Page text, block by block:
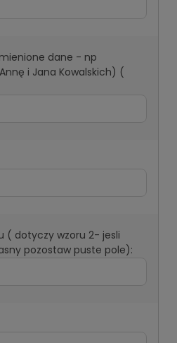
dane - np
i Jana Kowalskich) (
( dotyczy wzoru 2- jesli
pozostaw puste pole):